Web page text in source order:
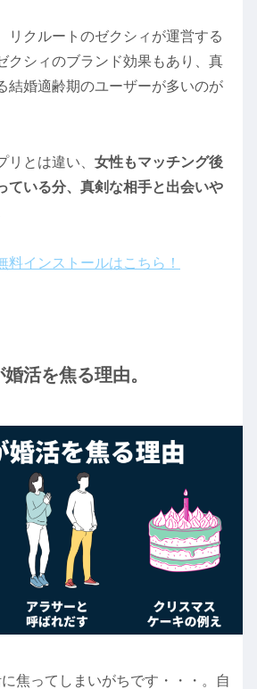
リクルートのゼクシィが運営する
クシィのブランド効果もあり、真
結婚適齢期のユーザーが多いのが
リとは違い、 女性もマッチング後
ている分、真剣な相手と出会いや
料インストールはこちら！
婚活を焦る理由。
焦ってしまいがちです・・・。自